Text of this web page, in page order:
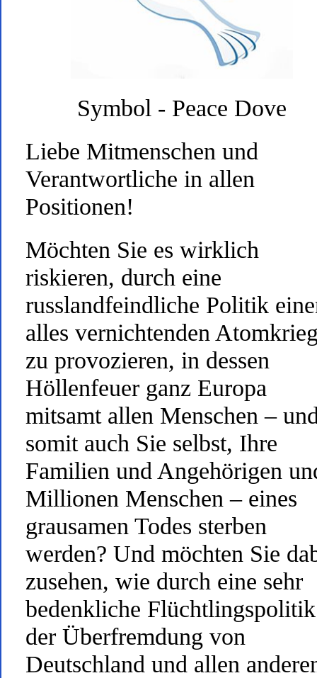
Symbol - Peace Dove
Liebe Mitmenschen und
Verantwortliche in allen
Positionen!
Möchten Sie es wirklich
riskieren, durch eine
russlandfeindliche Politik
alles vernichtenden
zu provozieren, in dessen
Höllenfeuer ganz Europa
mitsamt allen Menschen –
somit auch Sie selbst, Ihre
Familien und Angehörigen
Millionen Menschen – eines
grausamen Todes sterben
werden? Und möchten Sie
zusehen, wie durch eine sehr
bedenkliche Flüchtlingspolitik
der Überfremdung von
Deutschland und allen